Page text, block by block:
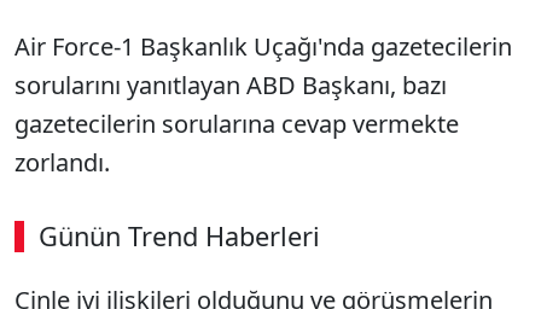
Air Force-1 Başkanlık Uçağı'nda gazetecilerin
sorularını yanıtlayan ABD Başkanı, bazı
gazetecilerin sorularına cevap vermekte
zorlandı.
Günün Trend Haberleri
Çinle iyi ilişkileri olduğunu ve görüşmelerin